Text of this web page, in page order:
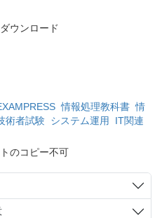
ウンロード
情報処理教科書 情
術者試験 システム運用
IT関連
のコピー不可